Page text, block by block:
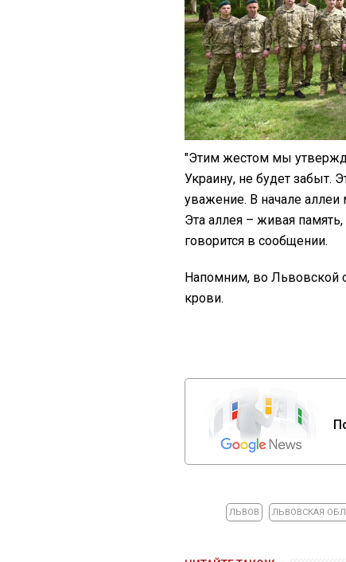
"Этим жестом мы
Украину, не будет забыт.
уважение. В начале
Эта аллея – живая
говорится в сообщении.
Напомним, во Львовской
крови.
ЛЬВОВ ЛЬВОВСКАЯ